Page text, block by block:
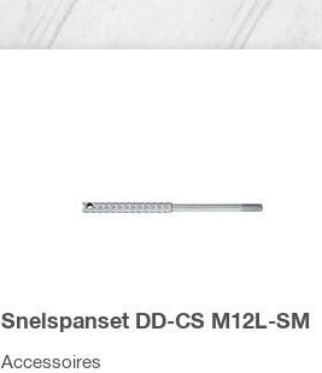
Snelspanset DD-CS M12L-SM
Accessoires